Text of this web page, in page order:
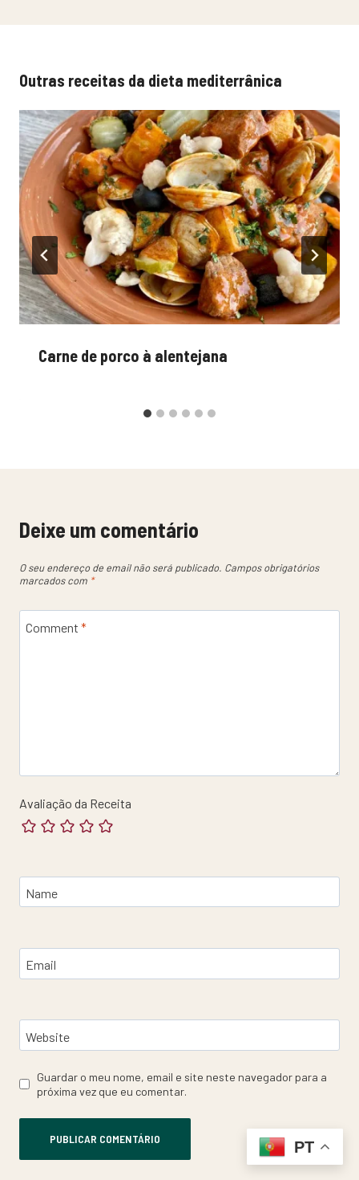
Outras receitas da dieta mediterrânica
Carne de porco à alentejana
Deixe um comentário
O seu endereço de email não será publicado. Campos obrigatórios
marcados com *
Comment *
Avaliação da Receita
Name
Email
Website
Guardar o meu nome, email e site neste navegador para a
próxima vez que eu comentar.
PT